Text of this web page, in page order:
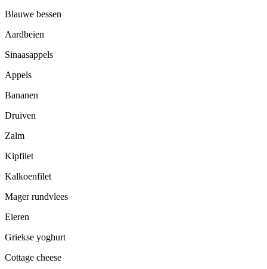
Blauwe bessen
Aardbeien
Sinaasappels
Appels
Bananen
Druiven
Zalm
Kipfilet
Kalkoenfilet
Mager rundvlees
Eieren
Griekse yoghurt
Cottage cheese